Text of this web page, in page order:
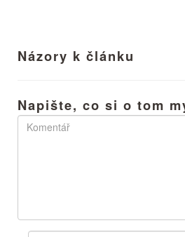
Názory k článku
Napište, co si o tom